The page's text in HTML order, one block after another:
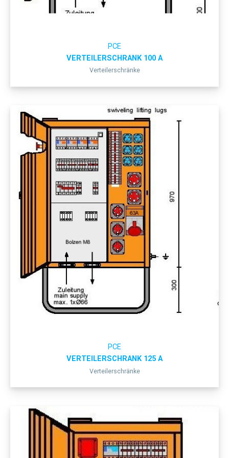
PCE
VERTEILERSCHRANK 100 A
Verteilerschränke
PCE
VERTEILERSCHRANK 125 A
Verteilerschränke